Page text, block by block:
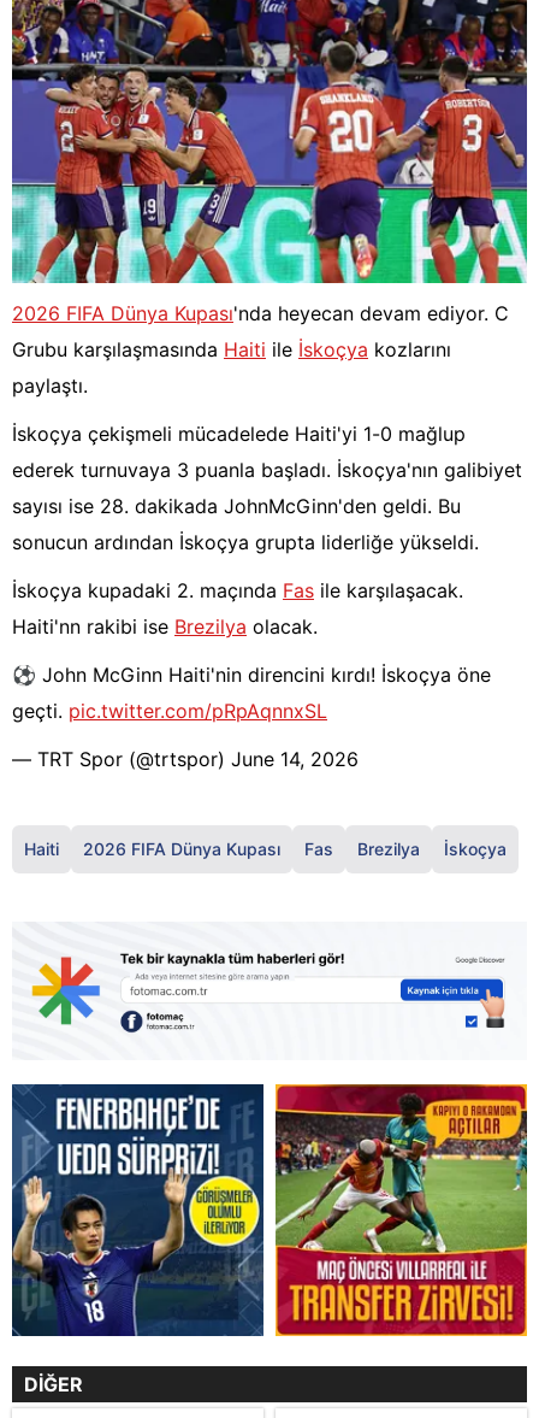
2026 FIFA Dünya Kupası'nda heyecan devam ediyor. C
Grubu karşılaşmasında Haiti ile İskoçya kozlarını
paylaştı.
İskoçya çekişmeli mücadelede Haiti'yi 1-0 mağlup
ederek turnuvaya 3 puanla başladı. İskoçya'nın galibiyet
sayısı ise 28. dakikada JohnMcGinn'den geldi. Bu
sonucun ardından İskoçya grupta liderliğe yükseldi.
İskoçya kupadaki 2. maçında Fas ile karşılaşacak.
Haiti'nn rakibi ise Brezilya olacak.
⚽️ John McGinn Haiti'nin direncini kırdı! İskoçya öne
geçti. pic.twitter.com/pRpAqnnxSL
— TRT Spor (@trtspor) June 14, 2026
Haiti 2026 FIFA Dünya Kupası Fas Brezilya İskoçya
DİĞER